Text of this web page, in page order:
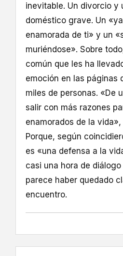
inevitable. Un divorcio y
doméstico grave. Un
enamorada de ti» y un
muriéndose». Sobre
común que les ha
emoción en las páginas
miles de personas. «De
salir con más razones
enamorados de la
Porque, según
es «una defensa a la
casi una hora de
parece haber quedado
encuentro.